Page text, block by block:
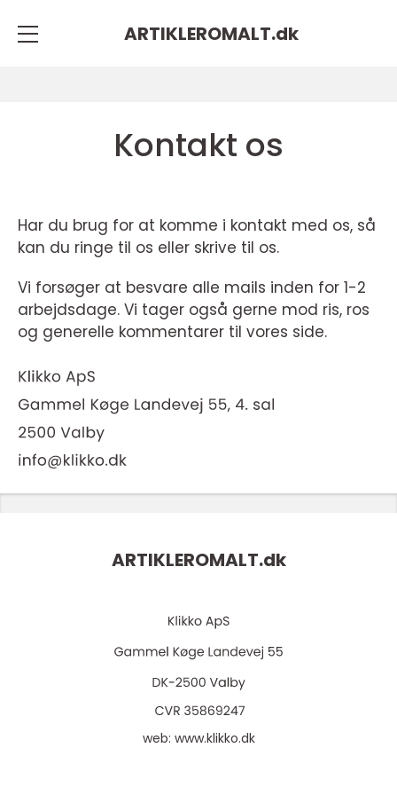
ARTIKLEROMALT.dk
Kontakt os
Har du brug for at komme i kontakt med os, så
kan du ringe til os eller skrive til os.
Vi forsøger at besvare alle mails inden for 1-2
arbejdsdage. Vi tager også gerne mod ris, ros
og generelle kommentarer til vores side.
ARTIKLEROMALT.dk
web: www.klikko.dk